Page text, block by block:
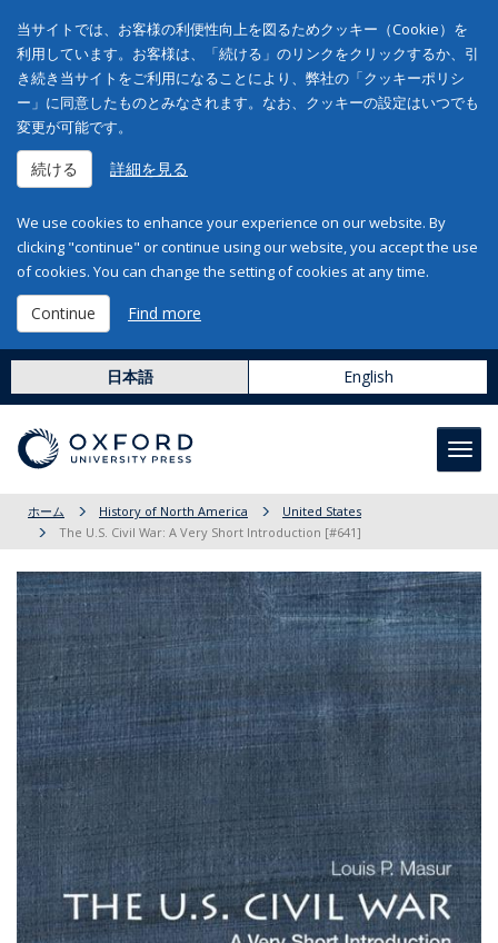
当サイトでは、お客様の利便性向上を図るためクッキー（Cookie）を
利用しています。お客様は、「続ける」のリンクをクリックするか、引
き続き当サイトをご利用になることにより、弊社の「クッキーポリシ
ー」に同意したものとみなされます。なお、クッキーの設定はいつでも
変更が可能です。
続ける 詳細を見る
We use cookies to enhance your experience on our website. By
clicking "continue" or continue using our website, you accept the use
of cookies. You can change the setting of cookies at any time.
Continue Find more
日本語 English
ホーム History of North America
United States
The U.S. Civil War: A Very Short Introduction [#641]